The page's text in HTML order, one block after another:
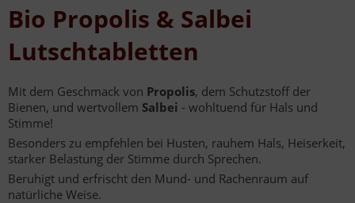
Bio Propolis & Salbei
Lutschtabletten
Mit dem Geschmack von Propolis, dem Schutzstoff der
Bienen, und wertvollem Salbei - wohltuend für Hals und
Stimme!
Besonders zu empfehlen bei Husten, rauhem Hals, Heiserkeit,
starker Belastung der Stimme durch Sprechen.
Beruhigt und erfrischt den Mund- und Rachenraum auf
natürliche Weise.